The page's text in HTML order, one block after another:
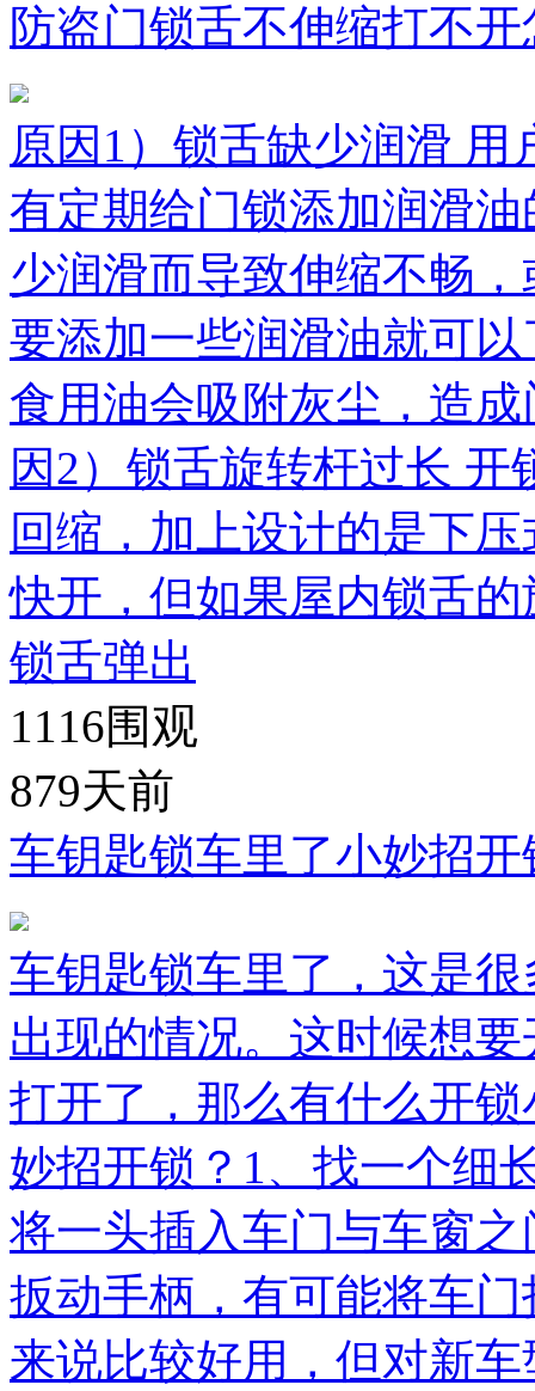
防盗门锁舌不伸缩打不
原因1）锁舌缺少润滑
有定期给门锁添加润滑
少润滑而导致伸缩不畅
要添加一些润滑油就可
食用油会吸附灰尘，造
因2）锁舌旋转杆过长
回缩，加上设计的是下
快开，但如果屋内锁舌
锁舌弹出
1116围观
879天前
车钥匙锁车里了小妙招
车钥匙锁车里了，这是
出现的情况。这时候想
打开了，那么有什么开
妙招开锁？1、找一个细
将一头插入车门与车窗
扳动手柄，有可能将车
来说比较好用，但对新